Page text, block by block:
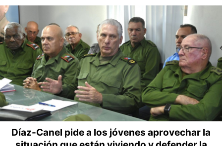
Díaz-Canel pide a los jóvenes aprovechar la